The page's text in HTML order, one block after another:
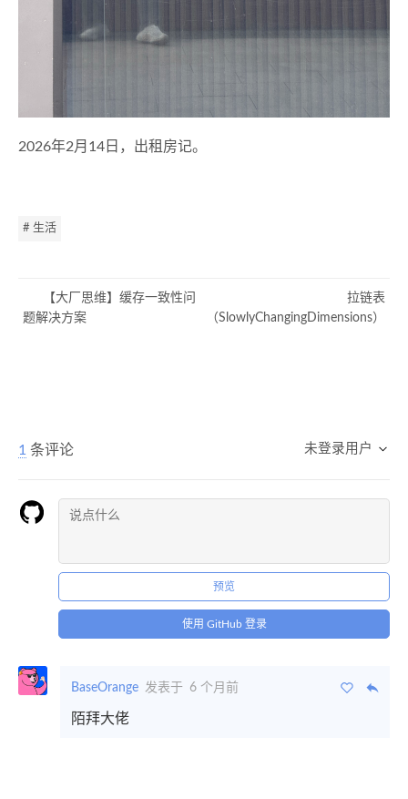
2026年2月14日，出租房记。
# 生活
【大厂思维】缓存一致性问
题解决方案
拉链表
（SlowlyChangingDimensions）
1 条评论 未登录用户
预览
使用 GitHub 登录
BaseOrange 发表于 6 个月前
陌拜大佬